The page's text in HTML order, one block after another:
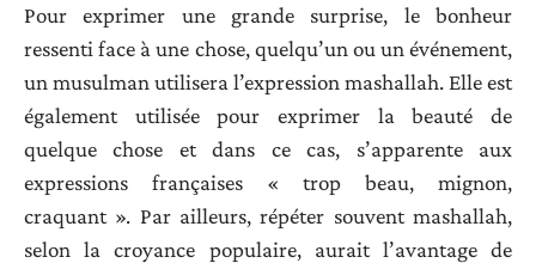
Pour exprimer une grande surprise, le bonheur
ressenti face à une chose, quelqu’un ou un événement,
un musulman utilisera l’expression mashallah. Elle est
également utilisée pour exprimer la beauté de
quelque chose et dans ce cas, s’apparente aux
expressions françaises « trop beau, mignon,
craquant ». Par ailleurs, répéter souvent mashallah,
selon la croyance populaire, aurait l’avantage de